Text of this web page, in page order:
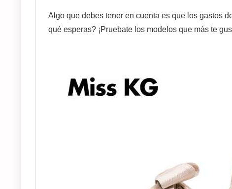
Algo que debes tener en cuenta es que los gastos
qué esperas? ¡Pruebate los modelos que más te